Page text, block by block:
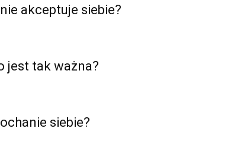
akceptuje siebie?
jest tak ważna?
siebie?